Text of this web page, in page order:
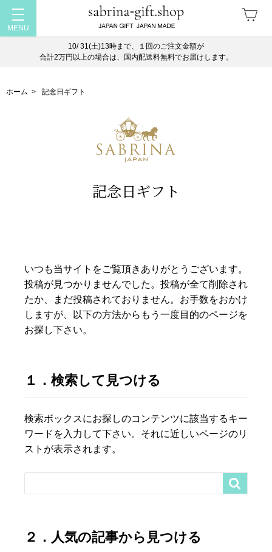
10/ 31(土)13時まで、１回のご注文金額が
合計2万円以上の場合は、国内配送料無料でお届けします。
ホーム > 記念日ギフト
記念日ギフト
いつも当サイトをご覧頂きありがとうございます。
投稿が見つかりませんでした。投稿が全て削除され
たか、まだ投稿されておりません。お手数をおかけ
しますが、以下の方法からもう一度目的のページを
お探し下さい。
１．検索して見つける
検索ボックスにお探しのコンテンツに該当するキー
ワードを入力して下さい。それに近しいページのリ
ストが表示されます。

２．人気の記事から見つける